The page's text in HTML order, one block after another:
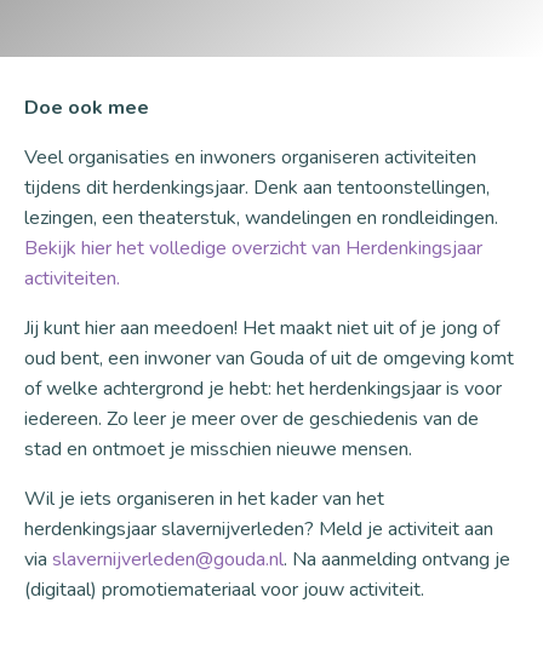
Doe ook mee
Veel organisaties en inwoners organiseren activiteiten
tijdens dit herdenkingsjaar. Denk aan tentoonstellingen,
lezingen, een theaterstuk, wandelingen en rondleidingen.
Bekijk hier het volledige overzicht van Herdenkingsjaar
activiteiten.
Jij kunt hier aan meedoen! Het maakt niet uit of je jong of
oud bent, een inwoner van Gouda of uit de omgeving komt
of welke achtergrond je hebt: het herdenkingsjaar is voor
iedereen. Zo leer je meer over de geschiedenis van de
stad en ontmoet je misschien nieuwe mensen.
Wil je iets organiseren in het kader van het
herdenkingsjaar slavernijverleden? Meld je activiteit aan
via slavernijverleden@gouda.nl. Na aanmelding ontvang je
(digitaal) promotiemateriaal voor jouw activiteit.